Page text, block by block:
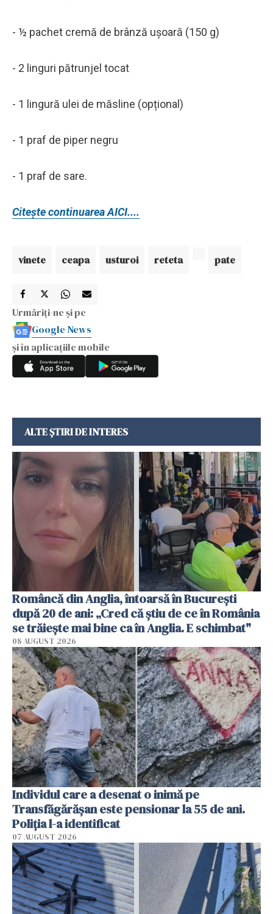
- ½ pachet cremă de brânză ușoară (150 g)
- 2 linguri pătrunjel tocat
- 1 lingură ulei de măsline (opțional)
- 1 praf de piper negru
- 1 praf de sare.
Citește continuarea AICI....
vinete ceapa usturoi reteta pate
Urmăriți-ne și pe
Google News
și în aplicațiile mobile
ALTE ȘTIRI DE INTERES
Româncă din Anglia, întoarsă în București
după 20 de ani: „Cred că știu de ce în România
se trăiește mai bine ca în Anglia. E schimbat"
08 AUGUST 2026
Individul care a desenat o inimă pe
Transfăgărășan este pensionar la 55 de ani.
Poliția l-a identificat
07 AUGUST 2026